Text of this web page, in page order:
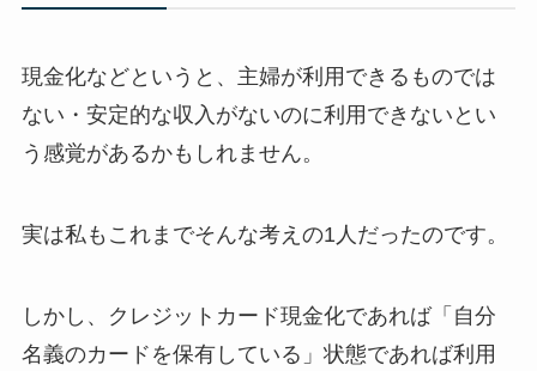
現金化などというと、主婦が利用できるものでは
ない・安定的な収入がないのに利用できないとい
う感覚があるかもしれません。
実は私もこれまでそんな考えの1人だったのです。
しかし、クレジットカード現金化であれば「自分
名義のカードを保有している」状態であれば利用